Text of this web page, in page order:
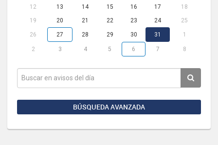
12
13 14 15 16 17
18
19
20 21 22 23 24 25
26 27 28 29 30 31 1
2 3 4 5 6 7 8
BÚSQUEDA AVANZADA